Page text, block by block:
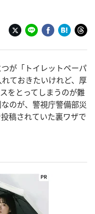
が「トイレットペーパ
ておきたいけれど、厚
をとってしまうのが難
のが、警視庁警備部災
稿されていた裏ワザで